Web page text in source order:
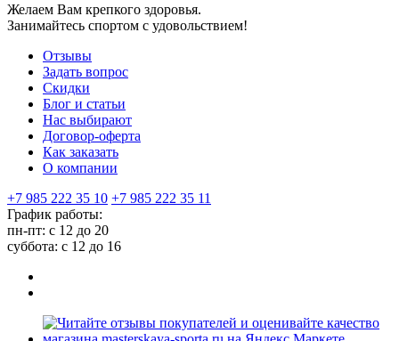
Желаем Вам крепкого здоровья.
Занимайтесь спортом с удовольствием!
Отзывы
Задать вопрос
Скидки
Блог и статьи
Нас выбирают
Договор-оферта
Как заказать
О компании
+7 985 222 35 10 +7 985 222 35 11
График работы:
пн-пт: с 12 до 20
суббота: c 12 до 16